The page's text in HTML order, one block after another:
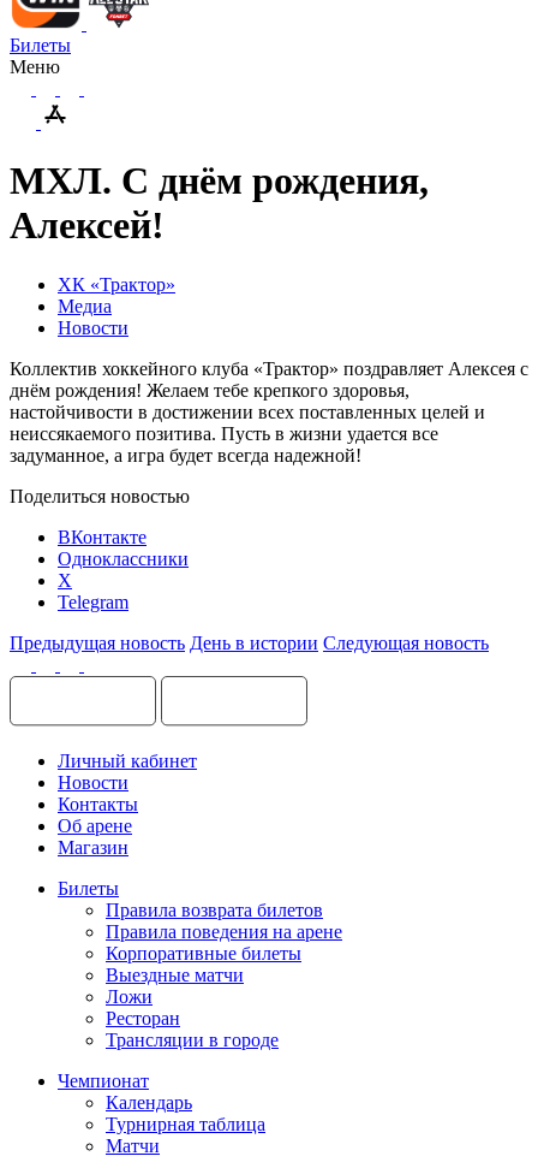
Билеты
Меню
МХЛ. С днём рождения,
Алексей!
ХК «Трактор»
Медиа
Новости
Коллектив хоккейного клуба «Трактор» поздравляет Алексея с
днём рождения! Желаем тебе крепкого здоровья,
настойчивости в достижении всех поставленных целей и
неиссякаемого позитива. Пусть в жизни удается все
задуманное, а игра будет всегда надежной!
Поделиться новостью
ВКонтакте
Одноклассники
X
Telegram
Предыдущая новость День в истории Следующая новость
Личный кабинет
Новости
Контакты
Об арене
Магазин
Билеты
Правила возврата билетов
Правила поведения на арене
Корпоративные билеты
Выездные матчи
Ложи
Ресторан
Трансляции в городе
Чемпионат
Календарь
Турнирная таблица
Матчи